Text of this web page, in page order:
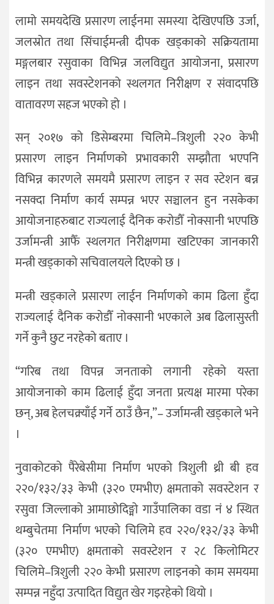
लामो समयदेखि प्रसारण लाईनमा समस्या देखिएपछि उर्जा,
जलस्रोत तथा सिंचाईमन्त्री दीपक खड्काको सक्रियतामा
मङ्गलबार रसुवाका विभिन्न जलविद्युत आयोजना, प्रसारण
लाइन तथा सवस्टेशनको स्थलगत निरीक्षण र संवादपछि
वातावरण सहज भएको हो ।
सन् २०१७ को डिसेम्बरमा चिलिमे–त्रिशुली २२० केभी
प्रसारण लाइन निर्माणको प्रभावकारी सम्झौता भएपनि
विभिन्न कारणले समयमै प्रसारण लाइन र सव स्टेशन बन्न
नसक्दा निर्माण कार्य सम्पन्न भएर सञ्चालन हुन नसकेका
आयोजनाहरुबाट राज्यलाई दैनिक करोडौँ नोक्सानी भएपछि
उर्जामन्त्री आफैँ स्थलगत निरीक्षणमा खटिएका जानकारी
मन्त्री खड्काको सचिवालयले दिएको छ ।
मन्त्री खड्काले प्रसारण लाईन निर्माणको काम ढिला हुँदा
राज्यलाई दैनिक करोडौँ नोक्सानी भएकाले अब ढिलासुस्ती
गर्ने कुनै छुट नरहेको बताए ।
“गरिब तथा विपन्न जनताको लगानी रहेको यस्ता
आयोजनाको काम ढिलाई हुँदा जनता प्रत्यक्ष मारमा परेका
छन्, अब हेलचक्र्याँई गर्ने ठाउँ छैन,”– उर्जामन्त्री खड्काले भने
।
नुवाकोटको पैरेबेसीमा निर्माण भएको त्रिशुली थ्री बी हव
२२०/१३२/३३ केभी (३२० एमभीए) क्षमताको सवस्टेशन र
रसुवा जिल्लाको आमाछोदिङ्मो गाउँपालिका वडा नं ४ स्थित
थम्बुचेतमा निर्माण भएको चिलिमे हव २२०/१३२/३३ केभी
(३२० एमभीए) क्षमताको सवस्टेशन र २८ किलोमिटर
चिलिमे–त्रिशुली २२० केभी प्रसारण लाइनको काम समयमा
सम्पन्न नहुँदा उत्पादित विद्युत खेर गइरहेको थियो ।